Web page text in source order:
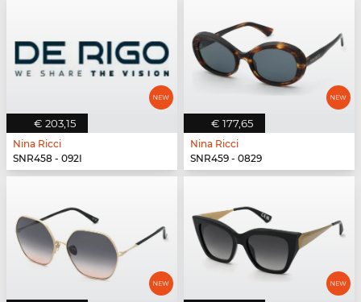
€ 203,15
Nina Ricci
SNR458 - 092I
€ 177,65
Nina Ricci
SNR459 - 0829